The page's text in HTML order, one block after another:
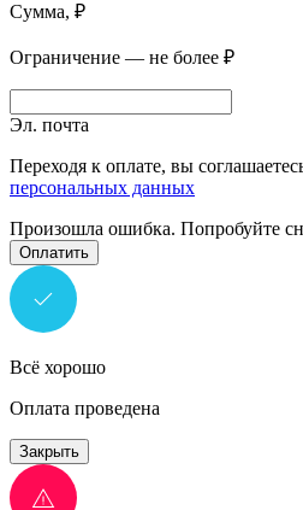
Сумма, ₽
Ограничение — не более ₽
Эл. почта
Переходя к оплате, вы
персональных данных
Произошла ошибка. Попробуйте
Оплатить
Всё хорошо
Оплата проведена
Закрыть